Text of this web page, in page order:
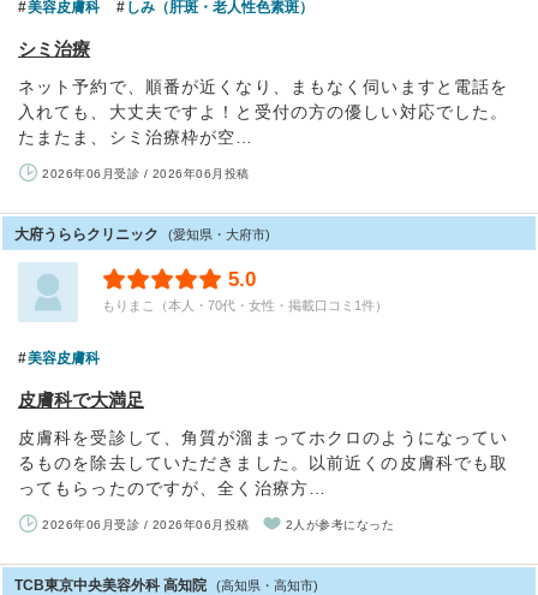
美容皮膚科 しみ（肝斑・老人性色素斑）
シミ治療
ネット予約で、順番が近くなり、まもなく伺いますと電話を
入れても、大丈夫ですよ！と受付の方の優しい対応でした。
たまたま、シミ治療枠が空…
2026年06月受診 / 2026年06月投稿
大府うららクリニック (愛知県・大府市)
5.0
もりまこ（本人・70代・女性・掲載口コミ1件）
美容皮膚科
皮膚科で大満足
皮膚科を受診して、角質が溜まってホクロのようになってい
るものを除去していただきました。以前近くの皮膚科でも取
ってもらったのですが、全く治療方…
2026年06月受診 / 2026年06月投稿 2人が参考になった
TCB東京中央美容外科 高知院 (高知県・高知市)